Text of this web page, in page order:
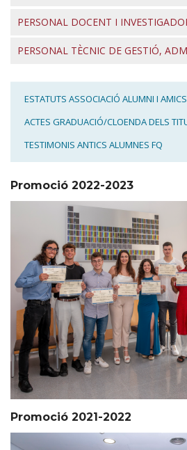
PERSONAL DOCENT I
PERSONAL TÈCNIC DE GESTIÓ,
ESTATUTS ASSOCIACIÓ ALUMNI I
ACTES GRADUACIÓ/CLOENDA DELS
TESTIMONIS ANTICS ALUMNES FQ
Promoció 2022-2023
Promoció 2021-2022